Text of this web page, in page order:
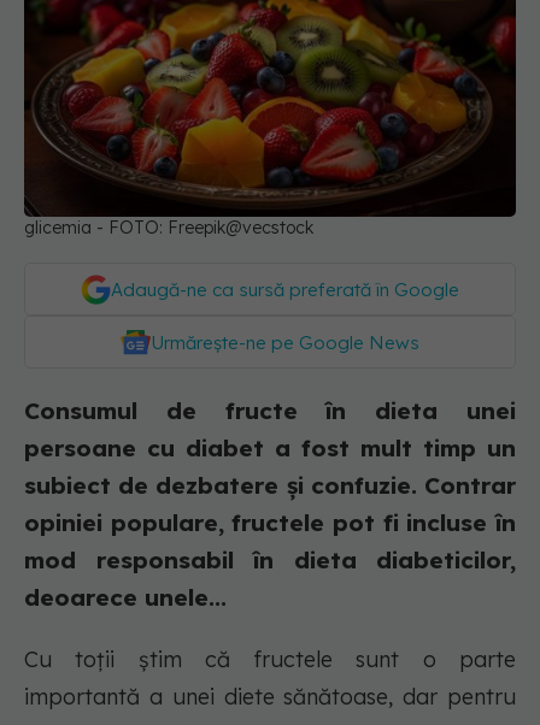
glicemia - FOTO: Freepik@vecstock
Adaugă-ne ca sursă preferată în Google
Urmărește-ne pe Google News
Consumul de fructe în dieta unei
persoane cu diabet a fost mult timp un
subiect de dezbatere și confuzie. Contrar
opiniei populare, fructele pot fi incluse în
mod responsabil în dieta diabeticilor,
deoarece unele...
Cu toții știm că fructele sunt o parte
importantă a unei diete sănătoase, dar pentru